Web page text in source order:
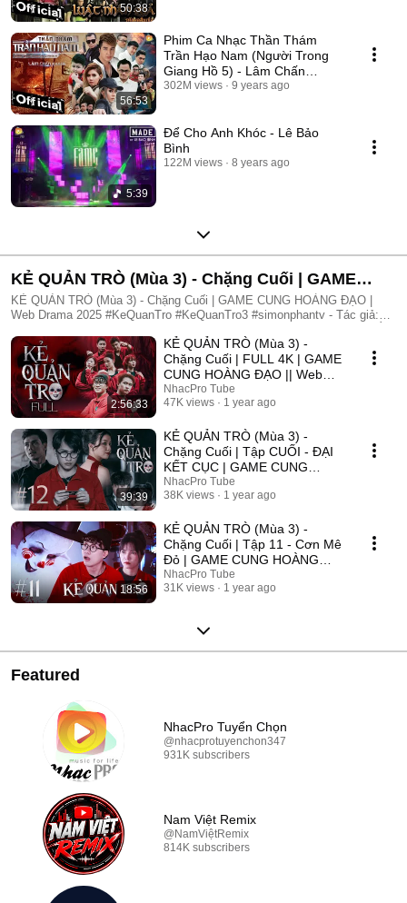
50:38
56:53
Phim Ca Nhạc Thần Thám
Trần Hạo Nam (Người Trong
Giang Hồ 5) - Lâm Chấn
Khang 2017
302M views 9 years ago
5:39
Để Cho Anh Khóc - Lê Bảo
Bình
122M views 8 years ago
KẺ QUẢN TRÒ (Mùa 3) - Chặng Cuối | GAME
CUNG HOÀNG ĐẠO | Web Drama 2025
KẺ QUẢN TRÒ (Mùa 3) - Chặng Cuối | GAME CUNG HOÀNG ĐẠO |
Web Drama 2025 #KeQuanTro #KeQuanTro3 #simonphantv - Tác giả:
Tâm, Trúc, Khánh Duy ► Một trò chơi kỳ lạ, với mức thưởng tiền tỷ.
Một trò chơi mang hơi hướng của show truyền hình thực tế, nhưng dần
trở nên đen tối hơn quà từng vòng. Ai sẽ là người chiến thắng cuối
cùng?. Mục đích của KẺ QUẢN TRÒ là gì?. Và gương mặt đằng sau
chiếc mặt nạ. Tất cả sẽ tiết lộ trong seri web drama KẺ QUẢN TRÒ
(Mùa 3) Simon Phan _ Anh trai Simon Huỳnh Nhựt _ Diễn viên Huỳnh
Nhựt Bnat _ Ca sĩ Bnat Bảo Ngân _ Cô giáo Bảo Ngân Trúc _ TikToker
Trúc Khánh Duy _ Nghệ sĩ Khánh Duy Simon Phan _ Em trai Cá Hồi
2:56:33
KẺ QUẢN TRÒ (Mùa 3) -
Chặng Cuối | FULL 4K | GAME
CUNG HOÀNG ĐẠO || Web
Drama 2025
NhacPro Tube
47K views
1 year ago
39:39
KẺ QUẢN TRÒ (Mùa 3) -
Chặng Cuối | Tập CUỐI - ĐẠI
KẾT CỤC | GAME CUNG
HOÀNG ĐẠO || Web Drama
2025
NhacPro Tube
38K views
1 year ago
18:56
KẺ QUẢN TRÒ (Mùa 3) -
Chặng Cuối | Tập 11 - Cơn Mê
Đỏ | GAME CUNG HOÀNG
ĐẠO || Web Drama 2025
NhacPro Tube
31K views
1 year ago
Featured
NhacPro Tuyển Chọn
@nhacprotuyenchon347
931K subscribers
Nam Việt Remix
@NamViệtRemix
814K subscribers